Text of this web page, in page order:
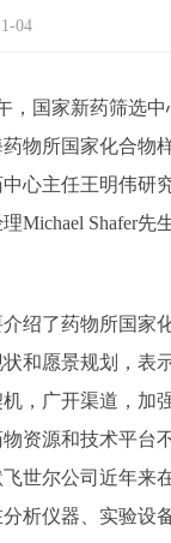
04
国家新药筛选中
物所国家化合物
心主任王明伟研
Michael Shafer先
了药物所国家
和愿景规划，表
，广开渠道，加
资源和技术平台
世尔公司近年来
析仪器、实验设